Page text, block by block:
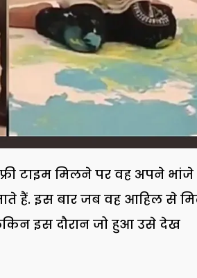
टाइम मिलने पर वह अपने भांजे
हैं. इस बार जब वह आहिल से
इस दौरान जो हुआ उसे देख